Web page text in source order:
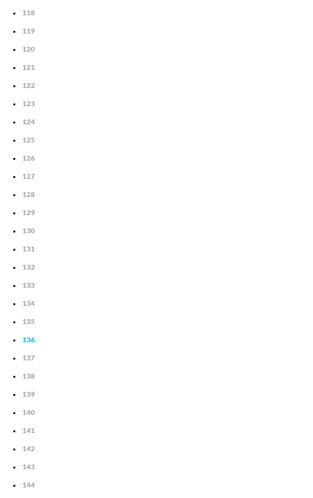
118
119
120
121
122
123
124
125
126
127
128
129
130
131
132
133
134
135
136
137
138
139
140
141
142
143
144